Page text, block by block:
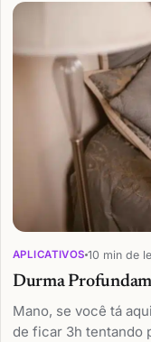
Articles
APLICATIVOS 10 min de
Durma
Mano, se você tá
de ficar 3h tentando